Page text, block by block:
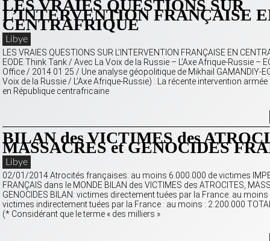
LES VRAIES QUESTIONS SUR
L’INTERVENTION FRANÇAISE
CENTRAFRIQUE
Libye
LES VRAIES QUESTIONS SUR L’INTERVENTION FRANÇAISE EN
EODE Think Tank / Avec La Voix de la Russie – L’Axe Afrique-Russie –
Office / 2014 01 25 / Une analyse géopolitique de Mikhail GAMANDIY-
Voix de la Russie / L’Axe Afrique-Russie) : La récente intervention
en République centrafricaine
BILAN des VICTIMES des
MASSACRES et GENOCIDES
Libye
02/01/2014 Atrocités françaises: au moins 6.000.000 de victimes
FRANÇAIS dans le MONDE BILAN des VICTIMES des ATROCITES,
GENOCIDES BILAN: victimes directement tuées par la France: au
victimes indirectement tuées par la France : au moins : 2.200.000
(* Considérant que le terme « des milliers »